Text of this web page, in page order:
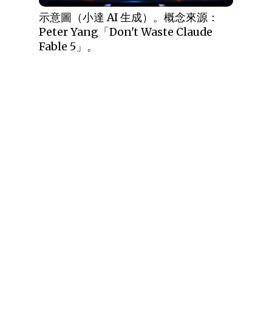
示意圖（小達 AI 生成）。概念來源：
Peter Yang「Don't Waste Claude
Fable 5」。